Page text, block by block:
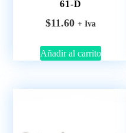
61-D
$11.60 + Iva
Añadir al carrito